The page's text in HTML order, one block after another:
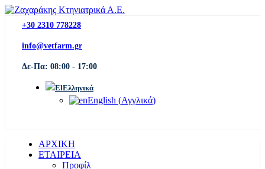
+30 2310 778228
info@vetfarm.gr
Δε-Πα: 08:00 - 17:00
Ελληνικά
English (Αγγλικά)
ΑΡΧΙΚΗ
ΕΤΑΙΡΕΙΑ
Προφίλ